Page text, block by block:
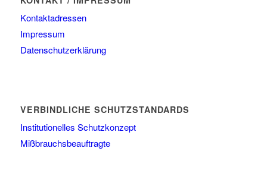
Kontaktadressen
Impressum
Datenschutzerklärung
VERBINDLICHE SCHUTZSTANDARDS
Institutionelles Schutzkonzept
Mißbrauchsbeauftragte